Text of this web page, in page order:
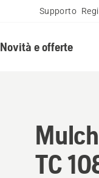
Supporto
Novità e offerte
TC